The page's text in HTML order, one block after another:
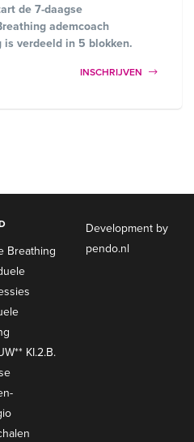
de 7-daagse
ademcoach
is verdeeld in 5 blokken.
INSCHRIJVEN
Breathing
KI.2.B.
Development by
pendo.nl